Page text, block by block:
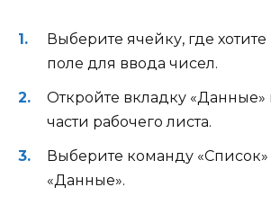
Выберите ячейку, где хотите
поле для ввода чисел.
Откройте вкладку «Данные»
части рабочего листа.
Выберите команду «Список»
«Данные».